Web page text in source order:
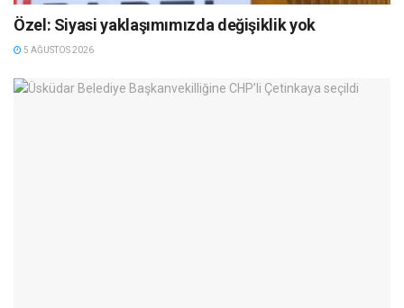
Özel: Siyasi yaklaşımımızda değişiklik yok
5 AĞUSTOS 2026